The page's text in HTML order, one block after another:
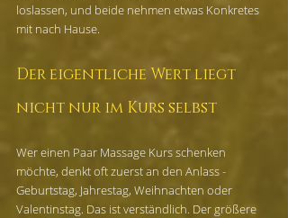
loslassen, und beide nehmen etwas Konkretes
mit nach Hause.
Der eigentliche Wert liegt
nicht nur im Kurs selbst
Wer einen Paar Massage Kurs schenken
möchte, denkt oft zuerst an den Anlass -
Geburtstag, Jahrestag, Weihnachten oder
Valentinstag. Das ist verständlich. Der größere